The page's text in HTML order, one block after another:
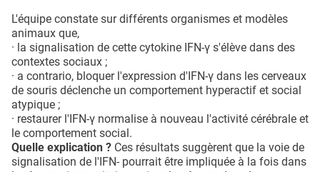
L'équipe constate sur différents organismes et modèles
animaux que,
· la signalisation de cette cytokine IFN-γ s'élève dans des
contextes sociaux ;
· a contrario, bloquer l'expression d'IFN-γ dans les cerveaux
de souris déclenche un comportement hyperactif et social
atypique ;
· restaurer l'IFN-γ normalise à nouveau l'activité cérébrale et
le comportement social.
Quelle explication ? Ces résultats suggèrent que la voie de
signalisation de l'IFN- pourrait être impliquée à la fois dans